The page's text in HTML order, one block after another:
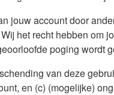
jouw account door
het recht hebben om
poging wordt
van deze
en (c) (mogelijke)